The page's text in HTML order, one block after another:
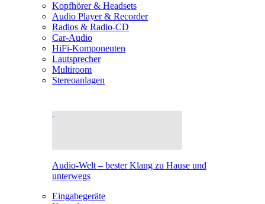
Kopfhörer & Headsets
Audio Player & Recorder
Radios & Radio-CD
Car-Audio
HiFi-Komponenten
Lautsprecher
Multiroom
Stereoanlagen
Audio-Welt – bester Klang zu Hause und
unterwegs
Eingabegeräte